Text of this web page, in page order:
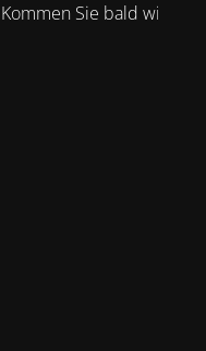
Sie bald wieder.